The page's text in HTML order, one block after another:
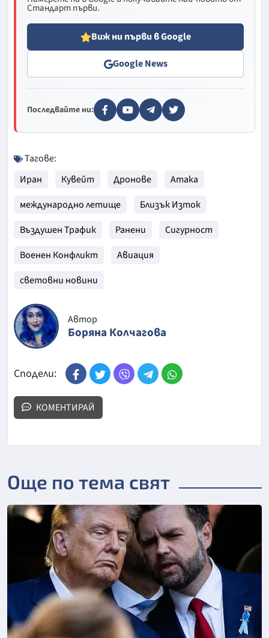
Стандарт първи.
Виж ни първи в Google
Google News
Последвайте ни:
Тагове:
Иран
Кувейт Дронове
Атака
международно летище
Близък Изток
Въздушен Трафик
Ранени
Сигурност
Военен Конфликт
Авиация
световни новини
Автор
Боряна Колчагова
Сподели:
КОМЕНТИРАЙ
Още по тема свят